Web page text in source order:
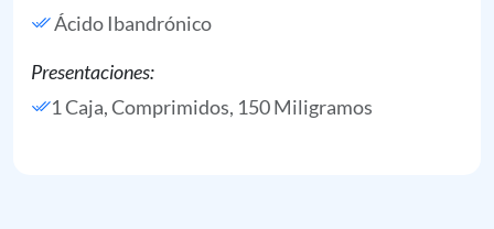
Ácido Ibandrónico
Presentaciones:
1 Caja, Comprimidos, 150 Miligramos